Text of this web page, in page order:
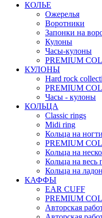
КОЛЬЕ
Ожерелья
Воротники
Запонки на
Кулоны
Часы-кулоны
PREMIUM
КУЛОНЫ
Hard rock
PREMIUM
Часы - кулоны
КОЛЬЦА
Classic rings
Midi ring
Кольца на ногти
PREMIUM
Кольца на
Кольца на весь
Кольца на
КАФФЫ
EAR CUFF
PREMIUM
Авторская